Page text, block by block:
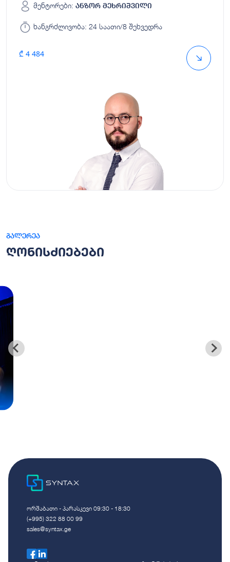
მენტორები: ანზორ მეხრიშვილი
ხანგრძლივობა: 24 საათი/8 შეხვედრა
₾ 4 484
გალერეა
ღონისძიებები
ორშაბათი - პარასკევი 09:30 - 18:30
(+995) 322 88 00 99
sales@syntax.ge